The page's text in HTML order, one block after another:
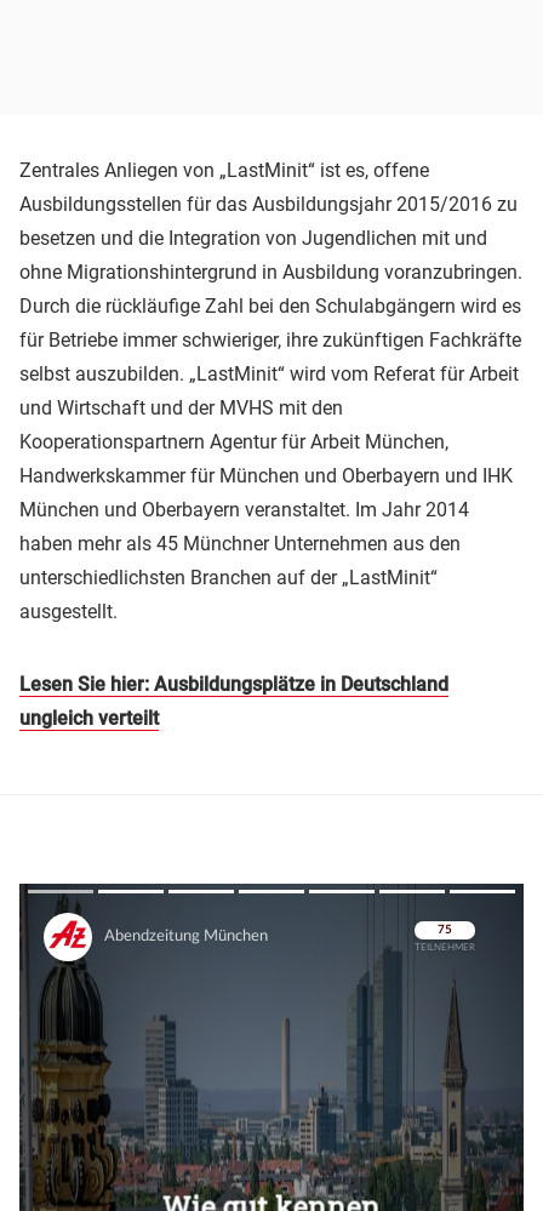
Zentrales Anliegen von „LastMinit“ ist es, offene
Ausbildungsstellen für das Ausbildungsjahr 2015/2016 zu
besetzen und die Integration von Jugendlichen mit und
ohne Migrationshintergrund in Ausbildung voranzubringen.
Durch die rückläufige Zahl bei den Schulabgängern wird es
für Betriebe immer schwieriger, ihre zukünftigen Fachkräfte
selbst auszubilden. „LastMinit“ wird vom Referat für Arbeit
und Wirtschaft und der MVHS mit den
Kooperationspartnern Agentur für Arbeit München,
Handwerkskammer für München und Oberbayern und IHK
München und Oberbayern veranstaltet. Im Jahr 2014
haben mehr als 45 Münchner Unternehmen aus den
unterschiedlichsten Branchen auf der „LastMinit“
ausgestellt.
Lesen Sie hier: Ausbildungsplätze in Deutschland
ungleich verteilt
Überspringen